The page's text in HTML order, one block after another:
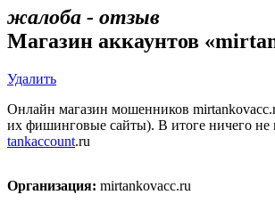
жалоба - отзыв
Магазин аккаунтов
Удалить
Онлайн магазин мошенников
их фишинговые сайты). В итоге ничего не
tankaccount.ru
Организация: mirtankovacc.ru